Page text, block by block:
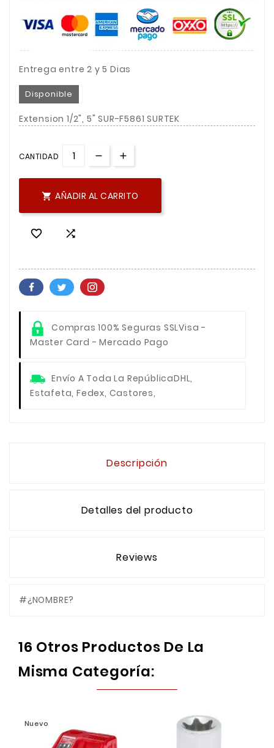
Entrega entre 2 y 5 Dias
Disponible
Extension 1/2", 5" SUR-F5861 SURTEK
CANTIDAD
 AÑADIR AL CARRITO
 
Compras 100% Seguras SSLVisa -
Master Card - Mercado Pago
Envío A Toda La RepúblicaDHL,
Estafeta, Fedex, Castores,
Descripción
Detalles del producto
Reviews
#¿NOMBRE?
16 Otros Productos De La
Misma Categoría:
Nuevo